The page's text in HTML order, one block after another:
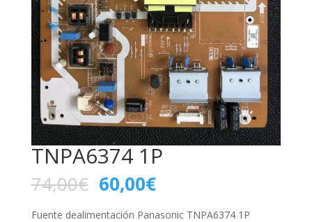
TNPA6374 1P
74,00€ 60,00€
Fuente dealimentación Panasonic TNPA6374 1P